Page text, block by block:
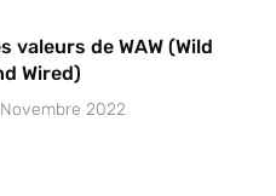
valeurs de WAW (Wild
Wired)
2022